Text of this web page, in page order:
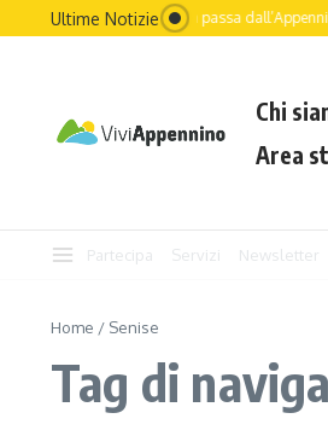
Salta al contenuto
Ultime Notizie
Il futuro dell’Italia passa
Chi
Area
Partecipa Servizi Newsletter
Home / Senise
Tag di